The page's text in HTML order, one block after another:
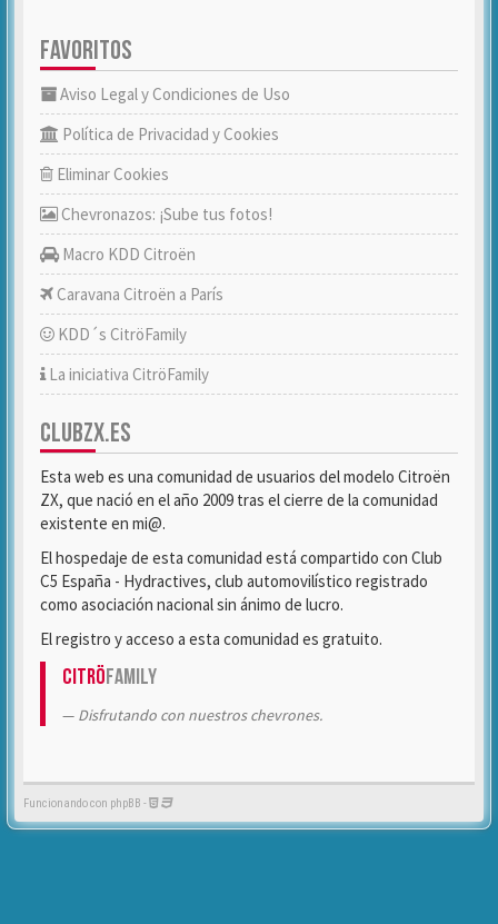
FAVORITOS
Aviso Legal y Condiciones de Uso
Política de Privacidad y Cookies
Eliminar Cookies
Chevronazos: ¡Sube tus fotos!
Macro KDD Citroën
Caravana Citroën a París
KDD´s CitröFamily
La iniciativa CitröFamily
CLUBZX.ES
Esta web es una comunidad de usuarios del modelo Citroën
ZX, que nació en el año 2009 tras el cierre de la comunidad
existente en mi@.
El hospedaje de esta comunidad está compartido con Club
C5 España - Hydractives, club automovilístico registrado
como asociación nacional sin ánimo de lucro.
El registro y acceso a esta comunidad es gratuito.
CitröFamily
Disfrutando con nuestros chevrones.
Funcionando con phpBB -